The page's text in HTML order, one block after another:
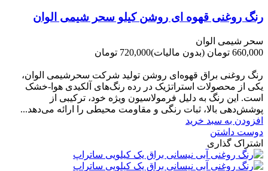
رنگ روغنی قهوه ای روشن کیلو سحر شیمی الوان
سحر شیمی الوان
660,000 تومان
(بدون مالیات)720,000 تومان
رنگ روغنی براق قهوه‌ای روشن تولید شرکت سحرشیمی الوان،
یکی از محصولات استراتژیک در رده رنگ‌های آلکیدی هوا-خشک
است. این رنگ به دلیل فرمولاسیون ویژه خود، ترکیبی از
پوشش‌دهی بالا، ثبات رنگی و مقاومت محیطی را ارائه می‌دهد...
افزودن به سبد خرید
دوست داشتن
اشتراک گذاری